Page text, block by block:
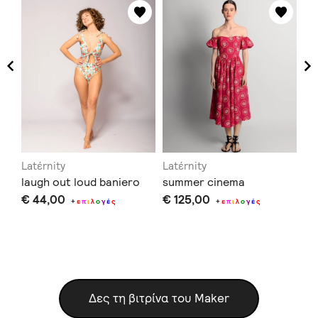
Latέrnity
laugh out loud baniero
€ 44,00 +επιλογές
Latέrnity
summer cinema
€ 125,00 +επιλογές
Δες τη βιτρίνα του Maker